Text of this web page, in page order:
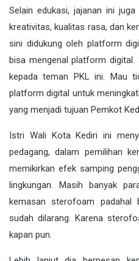
Selain edukasi, jajanan ini
kreativitas, kualitas rasa, dan
sini didukung oleh platform
bisa mengenal platform digital.
kepada teman PKL ini. Mau
platform digital untuk
yang menjadi tujuan Pemkot
Istri Wali Kota Kediri ini
pedagang, dalam pemilihan
memikirkan efek samping
lingkungan. Masih banyak
kemasan sterofoam padahal
sudah dilarang. Karena
kapan pun.